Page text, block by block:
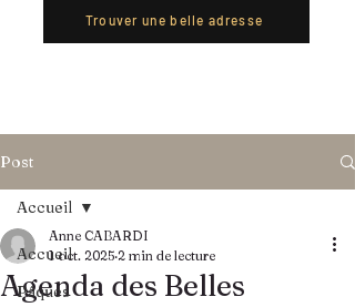
Trouver une belle adresse
Post
Accueil
Pâques
Accueil
Agenda des Belles
Anne CABARDI
1 oct. 2025 2 min de lecture